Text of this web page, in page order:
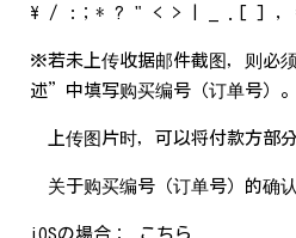
\ / :；* ? " < > | _ .[ ] ,
※若未上传收据邮件截图，则必
述”中填写购买编号（订单号）。
上传图片时，可以将付款方部分
关于购买编号（订单号）的确
iOSの場合： こちら